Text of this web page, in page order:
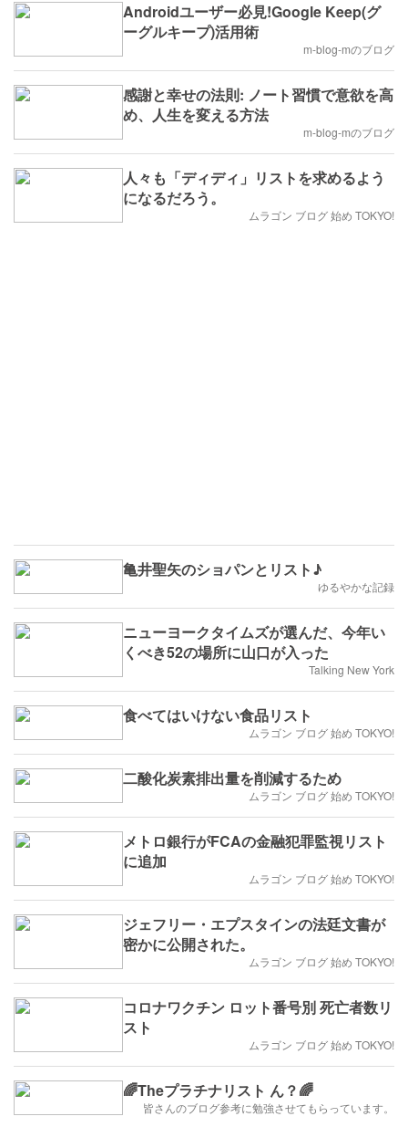
Androidユーザー必見!Google Keep(グ
ーグルキープ)活用術
m-blog-mのブログ
感謝と幸せの法則: ノート習慣で意欲を高
め、人生を変える方法
m-blog-mのブログ
人々も「ディディ」リストを求めるよう
になるだろう。
ムラゴン ブログ 始め TOKYO!
亀井聖矢のショパンとリスト♪
ゆるやかな記録
ニューヨークタイムズが選んだ、今年い
くべき52の場所に山口が入った
Talking New York
食べてはいけない食品リスト
ムラゴン ブログ 始め TOKYO!
二酸化炭素排出量を削減するため
ムラゴン ブログ 始め TOKYO!
メトロ銀行がFCAの金融犯罪監視リスト
に追加
ムラゴン ブログ 始め TOKYO!
ジェフリー・エプスタインの法廷文書が
密かに公開された。
ムラゴン ブログ 始め TOKYO!
コロナワクチン ロット番号別 死亡者数リ
スト
ムラゴン ブログ 始め TOKYO!
🌈Theプラチナリスト ん？🌈
皆さんのブログ参考に勉強させてもらっています。